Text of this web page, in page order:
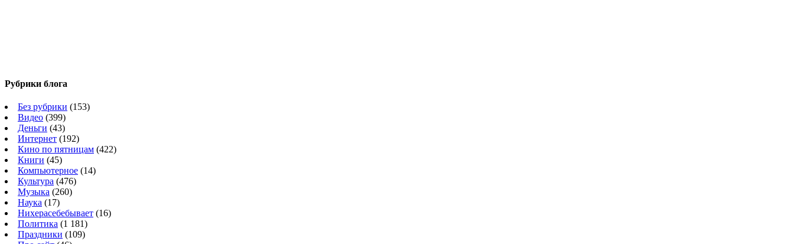
Рубрики блога
Без рубрики (153)
Видео (399)
Деньги (43)
Интернет (192)
Кино по пятницам (422)
Книги (45)
Компьютерное (14)
Культура (476)
Музыка (260)
Наука (17)
Нихерасебебывает (16)
Политика (1 181)
Праздники (109)